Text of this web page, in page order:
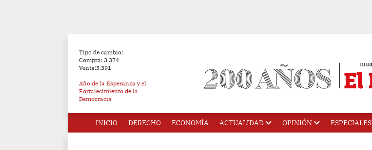
Tipo de cambio:
Compra: 3.374
Venta:3.391
Año de la Esperanza y el
Fortalecimiento de la
Democracia
INICIO DERECHO ECONOMÍA ACTUALIDAD OPINIÓN ESPECIALES